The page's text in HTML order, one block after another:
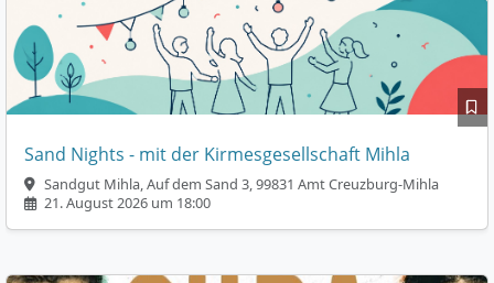
Sand Nights - mit der Kirmesgesellschaft Mihla
Sandgut Mihla, Auf dem Sand 3, 99831 Amt Creuzburg-Mihla
21. August 2026 um 18:00